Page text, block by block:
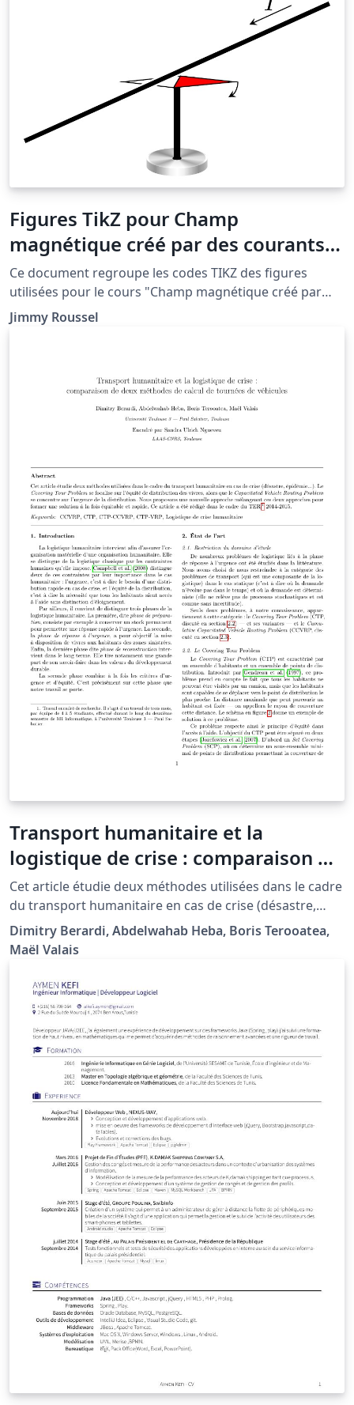
Figures TikZ pour Champ
magnétique créé par des courants
électriques
Ce document regroupe les codes TIKZ des figures
utilisées pour le cours "Champ magnétique créé par
des courants électriques" situé à la page http://femto-
physique.fr/electromagnetisme/biot_et_savart.php
Jimmy Roussel
Transport humanitaire et la
logistique de crise : comparaison de
deux méthodes de calcul de
tournées de véhicules
Cet article étudie deux méthodes utilisées dans le cadre
du transport humanitaire en cas de crise (désastre,
épidémie...). Le Covering Tour Problem se focalise sur
l'équité de distribution des vivres, alors que le
l'urgence de la distribution. Nous proposons une
nouvelle approche mélangeant ces deux approches
pour former une solution à la fois équitable et rapide.
Ce article a été rédigé dans le cadre du TER 2014-2015.
Dimitry Berardi, Abdelwahab Heba, Boris Terooatea,
Maël Valais